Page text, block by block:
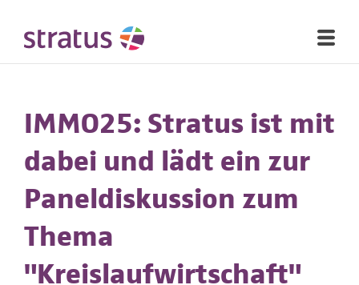
IMMO25: Stratus ist mit
dabei und lädt ein zur
Paneldiskussion zum
Thema
"Kreislaufwirtschaft"